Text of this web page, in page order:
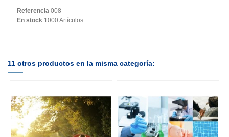
Referencia 008
En stock 1000 Artículos
11 otros productos en la misma categoría: